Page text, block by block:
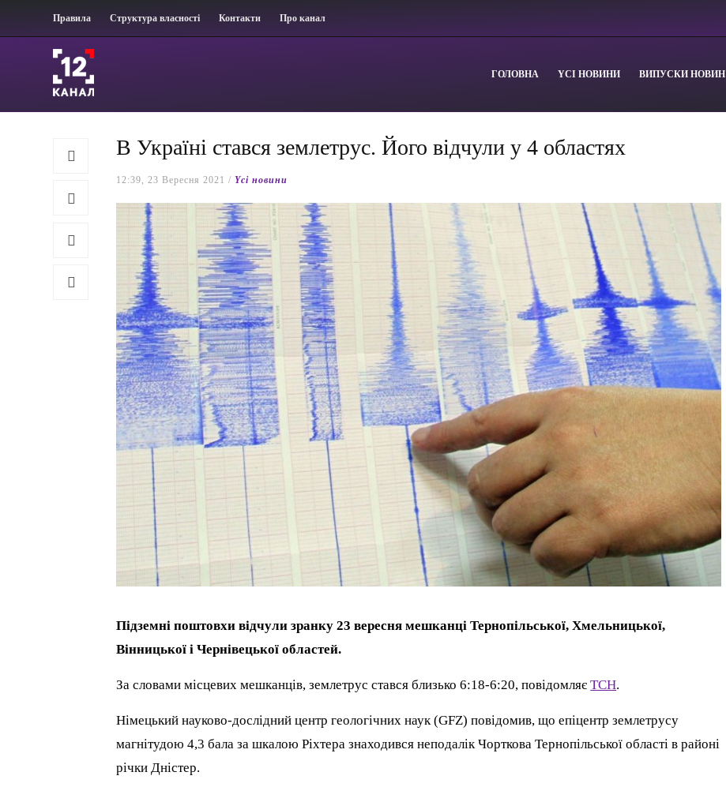
Правила Структура власності Контакти Про канал
ГОЛОВНА YСІ НОВИНИ ВИПУСКИ НОВИН
В Україні стався землетрус. Його відчули у 4 областях
12:39, 23 Вересня 2021 /Yсі новини
Підземні поштовхи відчули зранку 23 вересня мешканці Тернопільської, Хмельницької,
Вінницької і Чернівецької областей.
За словами місцевих мешканців, землетрус стався близько 6:18-6:20, повідомляєТСН.
Німецький науково-дослідний центр геологічних наук (GFZ) повідомив, що епіцентр землетрусу
магнітудою 4,3 бала за шкалою Ріхтера знаходився неподалік Чорткова Тернопільської області в районі
річки Дністер.